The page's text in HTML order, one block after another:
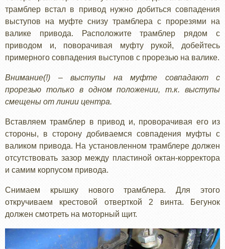
трамблер встал в привод нужно добиться совпадения
выступов на муфте снизу трамблера с прорезями на
валике привода. Расположите трамблер рядом с
приводом и, поворачивая муфту рукой, добейтесь
примерного совпадения выступов с прорезью на валике.
Внимание(!) – выступы на муфте совпадают с
прорезью только в одном положении, т.к. выступы
смещены от линии центра.
Вставляем трамблер в привод и, проворачивая его из
стороны, в сторону добиваемся совпадения муфты с
валиком привода. На установленном трамблере должен
отсутствовать зазор между пластиной октан-корректора
и самим корпусом привода.
Снимаем крышку нового трамблера. Для этого
откручиваем крестовой отверткой 2 винта. Бегунок
должен смотреть на моторный щит.